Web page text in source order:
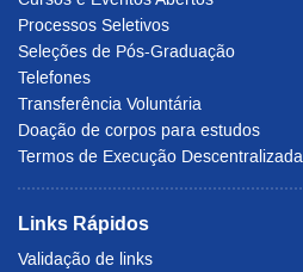
Processos Seletivos
Seleções de Pós-Graduação
Telefones
Transferência Voluntária
Doação de corpos para estudos
Termos de Execução Descentralizada
Links Rápidos
Validação de links